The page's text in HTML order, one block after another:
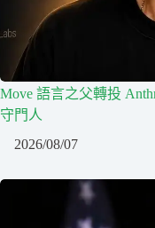
Move 語言之父轉投
守門人
2026/08/07